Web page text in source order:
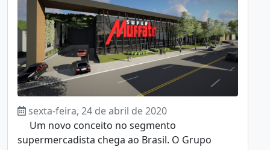
sexta-feira, 24 de abril de 2020
Um novo conceito no segmento
supermercadista chega ao Brasil. O Grupo